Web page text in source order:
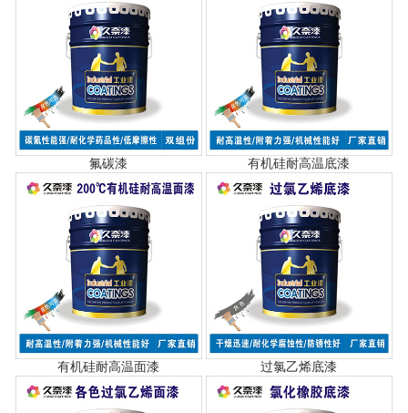
氟碳漆 有机硅耐高温底漆
有机硅耐高温面漆 过氯乙烯底漆